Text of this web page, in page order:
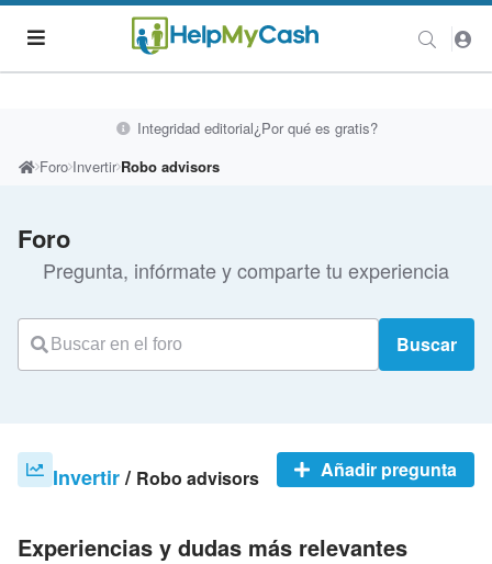
Integridad editorial¿Por qué es gratis?
Foro Invertir Robo advisors
Foro
Pregunta, infórmate y comparte tu experiencia
Buscar
Invertir/ Robo advisors Añadir pregunta
Experiencias y dudas más relevantes